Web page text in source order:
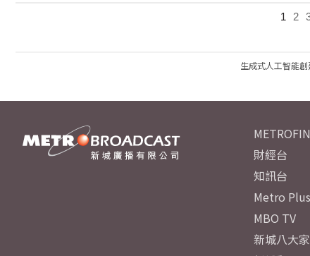
1 2
生成式人工智能
財經台
知訊台
Metro Plus
MBO TV
新城八大家